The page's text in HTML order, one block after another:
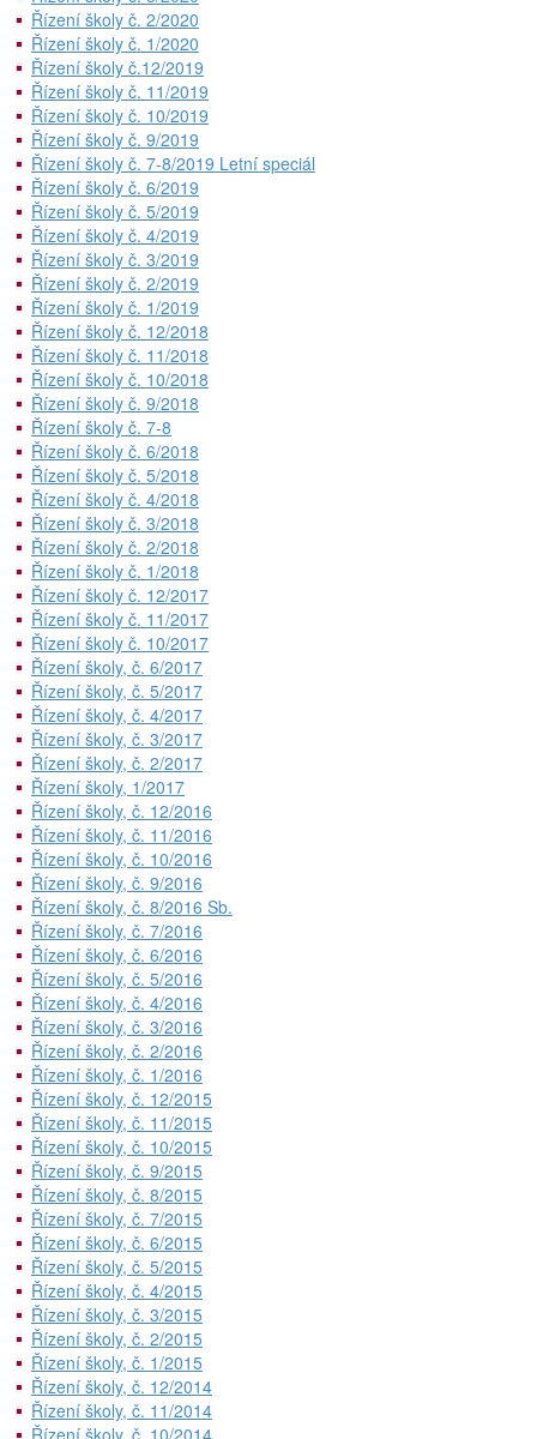
Řízení školy č. 2/2020
Řízení školy č. 1/2020
Řízení školy č.12/2019
Řízení školy č. 11/2019
Řízení školy č. 10/2019
Řízení školy č. 9/2019
Řízení školy č. 7-8/2019 Letní speciál
Řízení školy č. 6/2019
Řízení školy č. 5/2019
Řízení školy č. 4/2019
Řízení školy č. 3/2019
Řízení školy č. 2/2019
Řízení školy č. 1/2019
Řízení školy č. 12/2018
Řízení školy č. 11/2018
Řízení školy č. 10/2018
Řízení školy č. 9/2018
Řízení školy č. 7-8
Řízení školy č. 6/2018
Řízení školy č. 5/2018
Řízení školy č. 4/2018
Řízení školy č. 3/2018
Řízení školy č. 2/2018
Řízení školy č. 1/2018
Řízení školy č. 12/2017
Řízení školy č. 11/2017
Řízení školy č. 10/2017
Řízení školy, č. 6/2017
Řízení školy, č. 5/2017
Řízení školy, č. 4/2017
Řízení školy, č. 3/2017
Řízení školy, č. 2/2017
Řízení školy, 1/2017
Řízení školy, č. 12/2016
Řízení školy, č. 11/2016
Řízení školy, č. 10/2016
Řízení školy, č. 9/2016
Řízení školy, č. 8/2016 Sb.
Řízení školy, č. 7/2016
Řízení školy, č. 6/2016
Řízení školy, č. 5/2016
Řízení školy, č. 4/2016
Řízení školy, č. 3/2016
Řízení školy, č. 2/2016
Řízení školy, č. 1/2016
Řízení školy, č. 12/2015
Řízení školy, č. 11/2015
Řízení školy, č. 10/2015
Řízení školy, č. 9/2015
Řízení školy, č. 8/2015
Řízení školy, č. 7/2015
Řízení školy, č. 6/2015
Řízení školy, č. 5/2015
Řízení školy, č. 4/2015
Řízení školy, č. 3/2015
Řízení školy, č. 2/2015
Řízení školy, č. 1/2015
Řízení školy, č. 12/2014
Řízení školy, č. 11/2014
Řízení školy, č. 10/2014